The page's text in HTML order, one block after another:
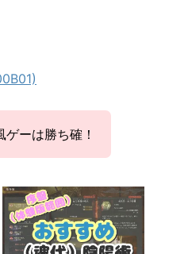
ーは勝ち確！